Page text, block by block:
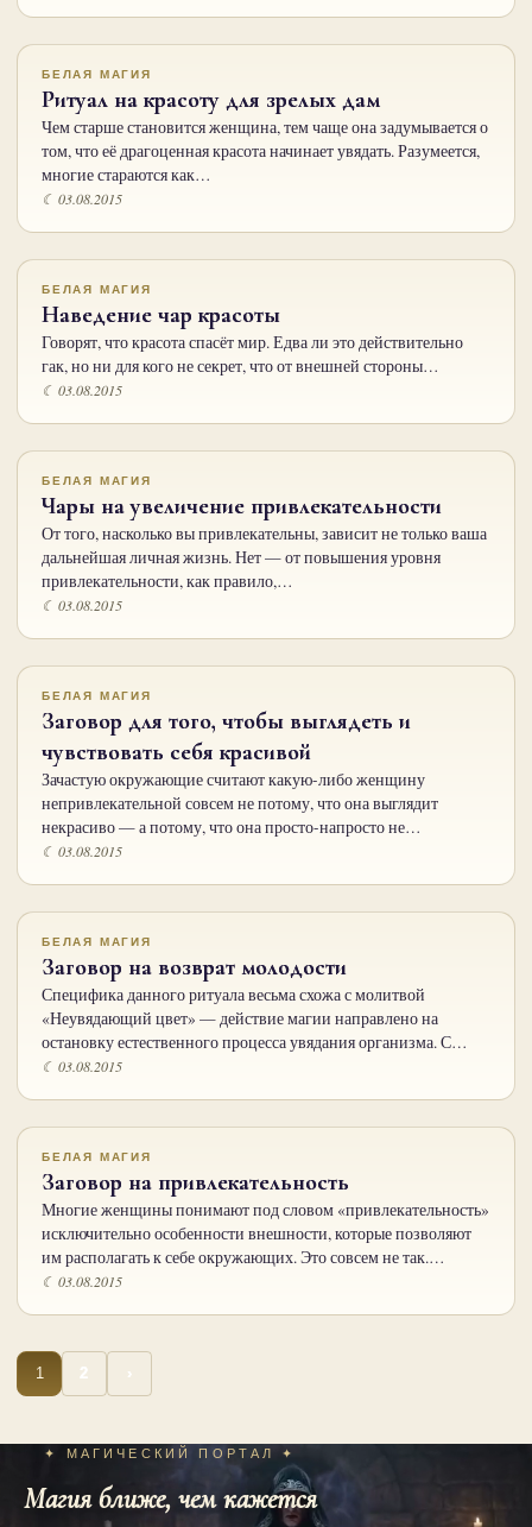
БЕЛАЯ МАГИЯ
Ритуал на красоту для зрелых дам
Чем старше становится женщина, тем чаще она задумывается о
том, что её драгоценная красота начинает увядать. Разумеется,
многие стараются как…
☾ 03.08.2015
БЕЛАЯ МАГИЯ
Наведение чар красоты
Говорят, что красота спасёт мир. Едва ли это действительно
гак, но ни для кого не секрет, что от внешней стороны…
☾ 03.08.2015
БЕЛАЯ МАГИЯ
Чары на увеличение привлекательности
От того, насколько вы привлекательны, зависит не только ваша
дальнейшая личная жизнь. Нет — от повышения уровня
привлекательности, как правило,…
☾ 03.08.2015
БЕЛАЯ МАГИЯ
Заговор для того, чтобы выглядеть и
чувствовать себя красивой
Зачастую окружающие считают какую-либо женщину
непривлекательной совсем не потому, что она выглядит
некрасиво — а потому, что она просто-напросто не…
☾ 03.08.2015
БЕЛАЯ МАГИЯ
Заговор на возврат молодости
Специфика данного ритуала весьма схожа с молитвой
«Неувядающий цвет» — действие магии направлено на
остановку естественного процесса увядания организма. С…
☾ 03.08.2015
БЕЛАЯ МАГИЯ
Заговор на привлекательность
Многие женщины понимают под словом «привлекательность»
исключительно особенности внешности, которые позволяют
им располагать к себе окружающих. Это совсем не так.…
☾ 03.08.2015
1 2 ›
✦ МАГИЧЕСКИЙ ПОРТАЛ ✦
Магия ближе, чем кажется